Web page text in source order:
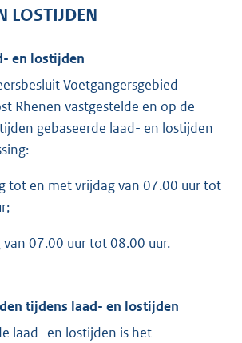
LOSTIJDEN
en lostijden
Voetgangersgebied
Rhenen vastgestelde en op de
gebaseerde laad- en lostijden
tot en met vrijdag van 07.00 uur tot
van 07.00 uur tot 08.00 uur.
tijdens laad- en lostijden
laad- en lostijden is het